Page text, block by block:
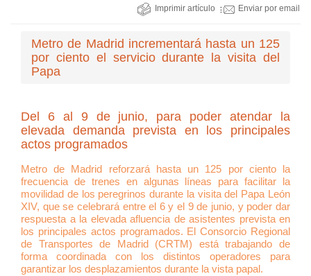
Imprimir artículo Enviar por email
Metro de Madrid incrementará hasta un 125
por ciento el servicio durante la visita del
Papa
Del 6 al 9 de junio, para poder atendar la
elevada demanda prevista en los principales
actos programados
Metro de Madrid reforzará hasta un 125 por ciento la
frecuencia de trenes en algunas líneas para facilitar la
movilidad de los peregrinos durante la visita del Papa León
XIV, que se celebrará entre el 6 y el 9 de junio, y poder dar
respuesta a la elevada afluencia de asistentes prevista en
los principales actos programados. El Consorcio Regional
de Transportes de Madrid (CRTM) está trabajando de
forma coordinada con los distintos operadores para
garantizar los desplazamientos durante la vista papal.